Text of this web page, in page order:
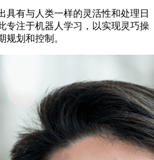
有与人类一样的灵活性和处理日
专注于机器人学习，以实现灵巧操
规划和控制。